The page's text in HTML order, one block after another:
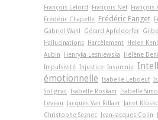
François Lelord
François Nef
Frédéric Chapelle Frédéric Fanget
Gabriel Wahl
Gérard Apfeldorfer
Hallucinations
Harcèlement Helen
Aubin
Henryka Lesniewska Hélène
Impulsivité Injustice Insomnie
émotionnelle Isabelle Leboeuf
Solignac Isabelle Roskam Isabelle
Leveau
Jacques Van Rillaer Janet Klosko
Christophe Seznec
Jean-Jacques Colin